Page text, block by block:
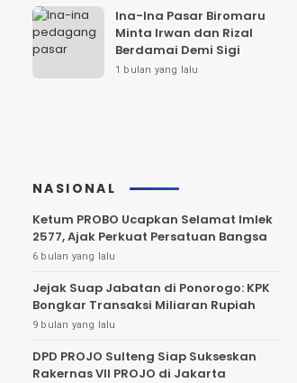
Ina-Ina Pasar Biromaru
Minta Irwan dan Rizal
Berdamai Demi Sigi
1 bulan yang lalu
NASIONAL
Ketum PROBO Ucapkan Selamat Imlek
2577, Ajak Perkuat Persatuan Bangsa
6 bulan yang lalu
Jejak Suap Jabatan di Ponorogo: KPK
Bongkar Transaksi Miliaran Rupiah
9 bulan yang lalu
DPD PROJO Sulteng Siap Sukseskan
Rakernas VII PROJO di Jakarta